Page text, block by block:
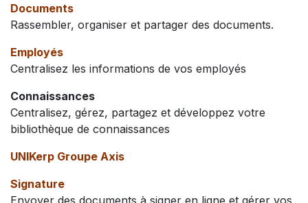
Documents
Rassembler, organiser et partager des documents.
Employés
Centralisez les informations de vos employés
Connaissances
Centralisez, gérez, partagez et développez votre
bibliothèque de connaissances
UNIKerp Groupe Axis
Signature
Envoyer des documents à signer en ligne et gérer vos